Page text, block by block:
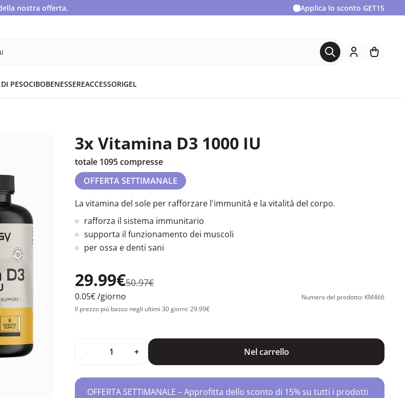
nostra offerta. Applica lo sconto GET15
PESOCIBOBENESSEREACCESSORIGEL
3x Vitamina D3 1000 IU
totale 1095 compresse
OFFERTA SETTIMANALE
La vitamina del sole per rafforzare l'immunità e la vitalità del corpo.
rafforza il sistema immunitario
supporta il funzionamento dei muscoli
per ossa e denti sani
29.99€50.97€
0.05€/giorno
Numero del prodotto: KM466
Il prezzo più basso negli ultimi 30 giorni: 29.99€
+ Nel carrello
OFFERTA SETTIMANALE – Approfitta dello sconto di 15% su tutti i prodotti